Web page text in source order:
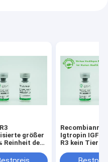
größer
Reinheit des
IGF 1
Recombiannt
Igtropin IGF 1
R3 kein Tier-
9.1kD